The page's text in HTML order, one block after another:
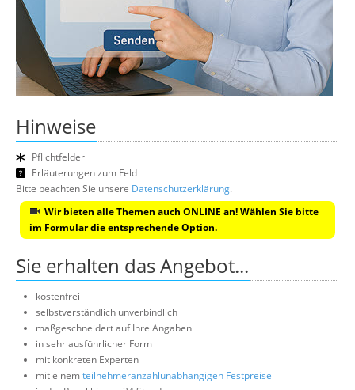
Hinweise
Pflichtfelder
Erläuterungen zum Feld
Bitte beachten Sie unsere Datenschutzerklärung.
Wir bieten alle Themen auch ONLINE an! Wählen Sie bitte
im Formular die entsprechende Option.
Sie erhalten das Angebot...
kostenfrei
selbstverständlich unverbindlich
maßgeschneidert auf Ihre Angaben
in sehr ausführlicher Form
mit konkreten Experten
mit einemteilnehmeranzahlunabhängigen Festpreise